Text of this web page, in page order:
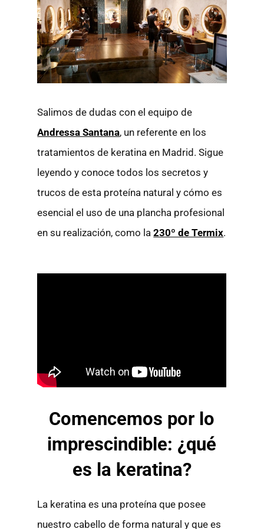
Salimos de dudas con el equipo de
Andressa Santana, un referente en los
tratamientos de keratina en Madrid. Sigue
leyendo y conoce todos los secretos y
trucos de esta proteína natural y cómo es
esencial el uso de una plancha profesional
en su realización, como la230º de Termix.
Comencemos por lo
imprescindible: ¿qué
es la keratina?
La keratina es una proteína que posee
nuestro cabello de forma natural y que es